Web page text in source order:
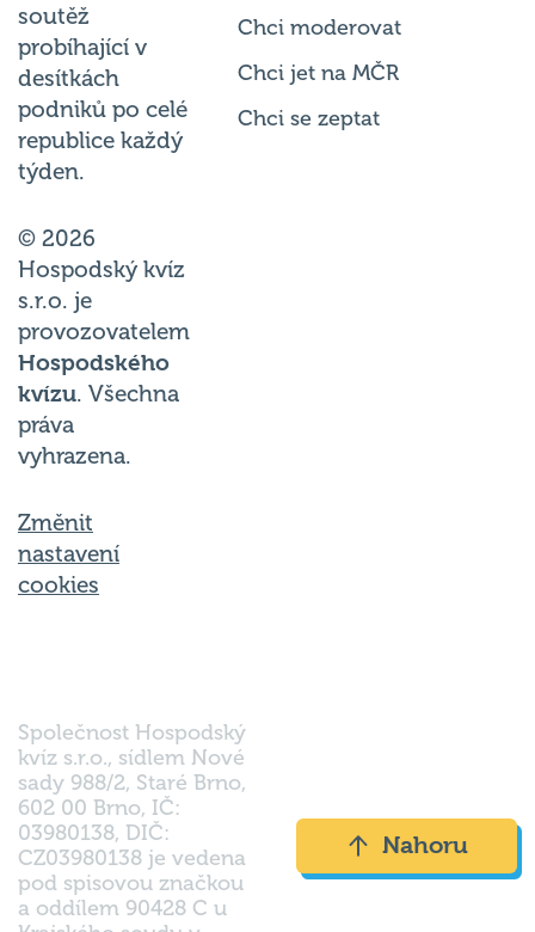
soutěž
probíhající v
desítkách
podniků po celé
republice každý
týden.
© 2026
Hospodský kvíz
s.r.o. je
provozovatelem
Hospodského
kvízu. Všechna
práva
vyhrazena.
Změnit
nastavení
cookies
Chci moderovat
Chci jet na MČR
Chci se zeptat
Společnost Hospodský
kvíz s.r.o., sídlem Nové
sady 988/2, Staré Brno,
602 00 Brno, IČ:
03980138, DIČ:
CZ03980138 je vedena
pod spisovou značkou
a oddílem 90428 C u
Nahoru